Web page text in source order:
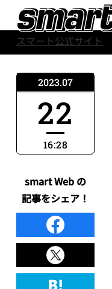
スマート公式サイト
2023.07
22
16:28
smart Web の
記事をシェア！